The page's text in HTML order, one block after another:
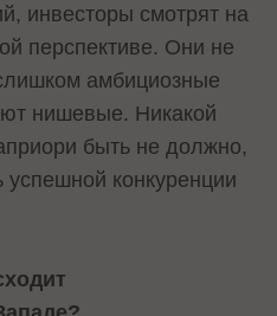
инвесторы смотрят на
перспективе. Они не
амбициозные
нишевые. Никакой
быть не должно,
успешной конкуренции